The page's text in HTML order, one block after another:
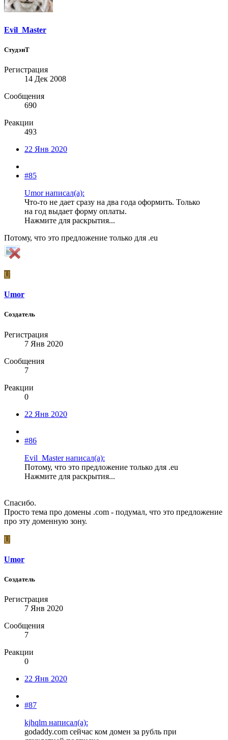
Evil_Master
СтудэнТ
Регистрация
14 Дек 2008
Сообщения
690
Реакции
493
22 Янв 2020
#85
Umor написал(а):
Что-то не дает сразу на два года оформить. Только
на год выдает форму оплаты.
Нажмите для раскрытия...
Потому, что это предложение только для .eu
U
Umor
Создатель
Регистрация
7 Янв 2020
Сообщения
7
Реакции
0
22 Янв 2020
#86
Evil_Master написал(а):
Потому, что это предложение только для .eu
Нажмите для раскрытия...
Спасибо.
Просто тема про домены .com - подумал, что это предложение
про эту доменную зону.
U
Umor
Создатель
Регистрация
7 Янв 2020
Сообщения
7
Реакции
0
22 Янв 2020
#87
kjhqlm написал(а):
godaddy.com сейчас ком домен за рубль при